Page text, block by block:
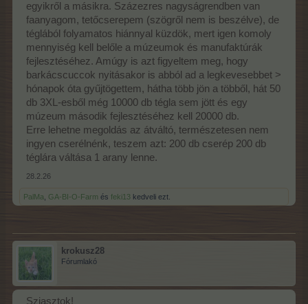
egyikről a másikra. Százezres nagyságrendben van
faanyagom, tetőcserepem (szögről nem is beszélve), de
téglából folyamatos hiánnyal küzdök, mert igen komoly
mennyiség kell belőle a múzeumok és manufaktúrák
fejlesztéséhez. Amúgy is azt figyeltem meg, hogy
barkácscuccok nyitásakor is abból ad a legkevesebbet >
hónapok óta gyűjtögettem, hátha több jön a többől, hát 50
db 3XL-esből még 10000 db tégla sem jött és egy
múzeum második fejlesztéséhez kell 20000 db.
Erre lehetne megoldás az átváltó, természetesen nem
ingyen cserélnénk, teszem azt: 200 db cserép 200 db
téglára váltása 1 arany lenne.
28.2.26
PalMa GA-BI-O-Farm és feki13 kedveli ezt.
krokusz28
Fórumlakó
Sziasztok!